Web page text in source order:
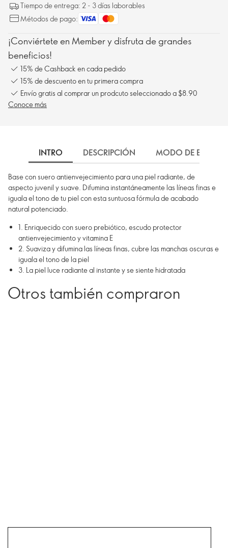
Tiempo de entrega: 2 - 3 días laborables
Métodos de pago:
¡Conviértete en Member y disfruta de grandes
beneficios!
15% de Cashback en cada pedido
15% de descuento en tu primera compra
Envío gratis al comprar un prodcuto seleccionado a $8.90
Conoce más
INTRO DESCRIPCIÓN MODO DE EMPLEO
Base con suero antienvejecimiento para una piel radiante, de
aspecto juvenil y suave. Difumina instantáneamente las líneas finas e
iguala el tono de tu piel con esta suntuosa fórmula de acabado
natural potenciado.
1. Enriquecido con suero prebiótico, escudo protector
antienvejecimiento y vitamina E
2. Suaviza y difumina las líneas finas, cubre las manchas oscuras e
iguala el tono de la piel
3. La piel luce radiante al instante y se siente hidratada
Otros también compraron